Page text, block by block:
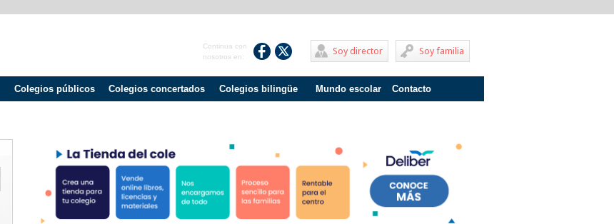
Soy familia
Soy director
Continua con
nosotros en:
Colegios públicos Colegios concertados Colegios bilingüe Mundo escolar
Internados
Fracaso escolar
Acoso escolar
Contacto